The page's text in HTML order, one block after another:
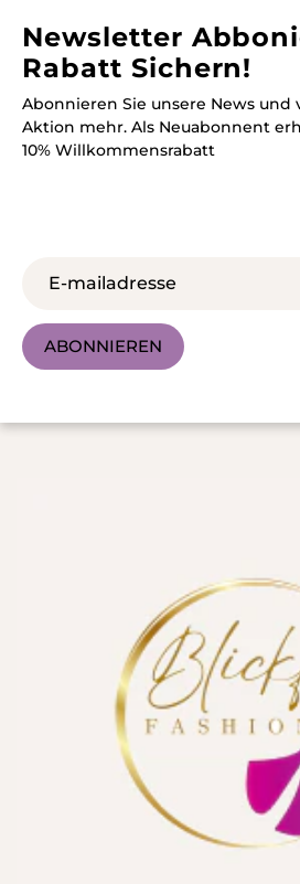
Newsletter
Rabatt Sichern!
Abonnieren Sie unsere News und
Aktion mehr. Als Neuabonnent
10% Willkommensrabatt
ABONNIEREN